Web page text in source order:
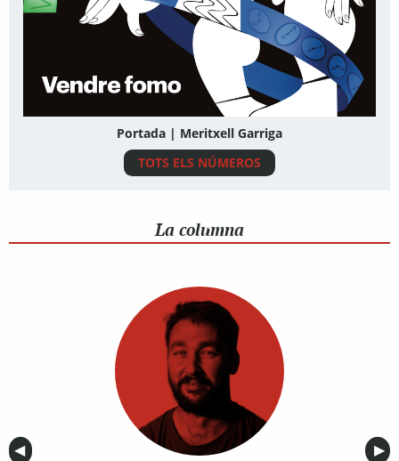
Portada | Meritxell Garriga
TOTS ELS NÚMEROS
La columna
Anterior
◀︎ ▶︎